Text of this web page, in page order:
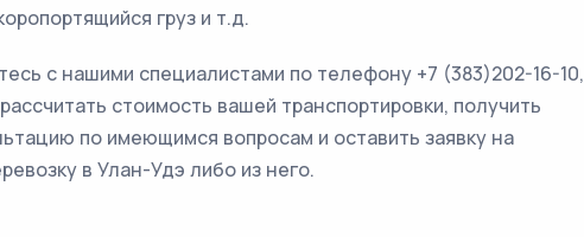
груз и т.д.
с нашими специалистами по телефону +7 (383)202-16-10,
стоимость вашей транспортировки, получить
по имеющимся вопросам и оставить заявку на
в Улан-Удэ либо из него.